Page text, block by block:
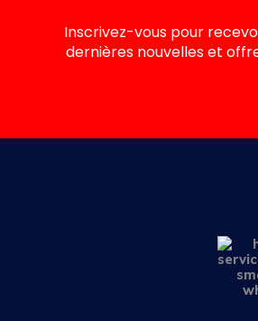
Inscrivez-vous pour
dernières nouvelles et